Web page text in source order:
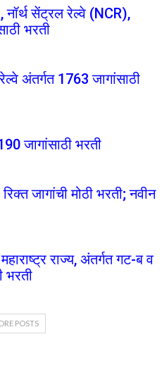
सेंट्रल रेल्वे (NCR),
भरती
अंतर्गत 1763 जागांसाठी
जागांसाठी भरती
जागांची मोठी भरती; नवीन
राज्य, अंतर्गत गट-ब व
भरती
POSTS